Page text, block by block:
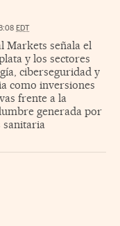
EDT
Markets señala el
y los sectores
ciberseguridad y
como inversiones
frente a la
generada por
sanitaria